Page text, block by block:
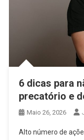
6 dicas para
precatório e
Maio 26, 2026
Alto número de